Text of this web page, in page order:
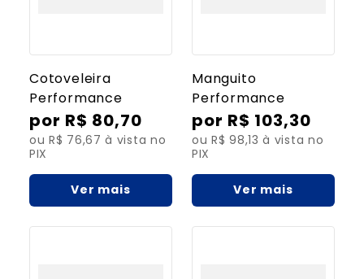
Cotoveleira
Performance
R$ 80,70
ou R$ 76,67 à vista no
PIX
Ver mais
Manguito
Performance
R$ 103,30
ou R$ 98,13 à vista no
PIX
Ver mais